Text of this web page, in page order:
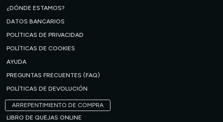
¿DÓNDE ESTAMOS?
DATOS BANCARIOS
POLÍTICAS DE PRIVACIDAD
POLÍTICAS DE COOKIES
AYUDA
PREGUNTAS FRECUENTES (FAQ)
POLÍTICAS DE DEVOLUCIÓN
ARREPENTIMIENTO DE COMPRA
LIBRO DE QUEJAS ONLINE